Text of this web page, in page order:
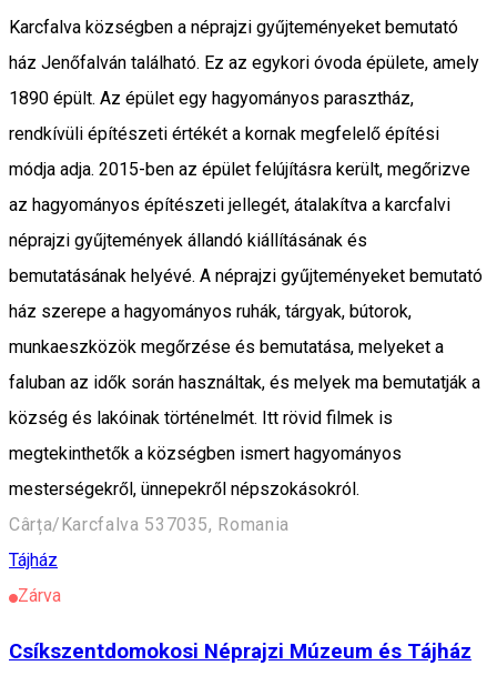
Karcfalva községben a néprajzi gyűjteményeket bemutató
ház Jenőfalván található. Ez az egykori óvoda épülete, amely
1890 épült. Az épület egy hagyományos parasztház,
rendkívüli építészeti értékét a kornak megfelelő építési
módja adja. 2015-ben az épület felújításra került, megőrizve
az hagyományos építészeti jellegét, átalakítva a karcfalvi
néprajzi gyűjtemények állandó kiállításának és
bemutatásának helyévé. A néprajzi gyűjteményeket bemutató
ház szerepe a hagyományos ruhák, tárgyak, bútorok,
munkaeszközök megőrzése és bemutatása, melyeket a
faluban az idők során használtak, és melyek ma bemutatják a
község és lakóinak történelmét. Itt rövid filmek is
megtekinthetők a községben ismert hagyományos
mesterségekről, ünnepekről népszokásokról.
Cârța/Karcfalva 537035, Romania
Tájház
Zárva
Csíkszentdomokosi Néprajzi Múzeum és Tájház